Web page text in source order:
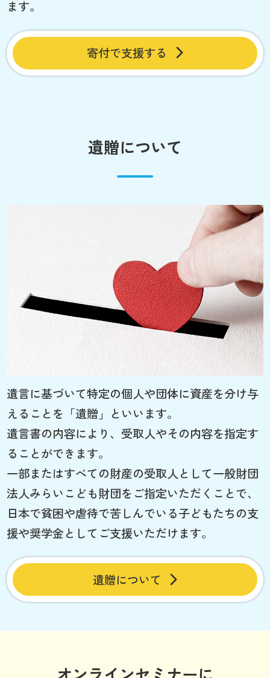
ます。
寄付で支援する
遺贈について
遺言に基づいて特定の個人や団体に資産を分け与
えることを「遺贈」といいます。
遺言書の内容により、受取人やその内容を指定す
ることができます。
一部またはすべての財産の受取人として一般財団
法人みらいこども財団をご指定いただくことで、
日本で貧困や虐待で苦しんでいる子どもたちの支
援や奨学金としてご支援いただけます。
遺贈について